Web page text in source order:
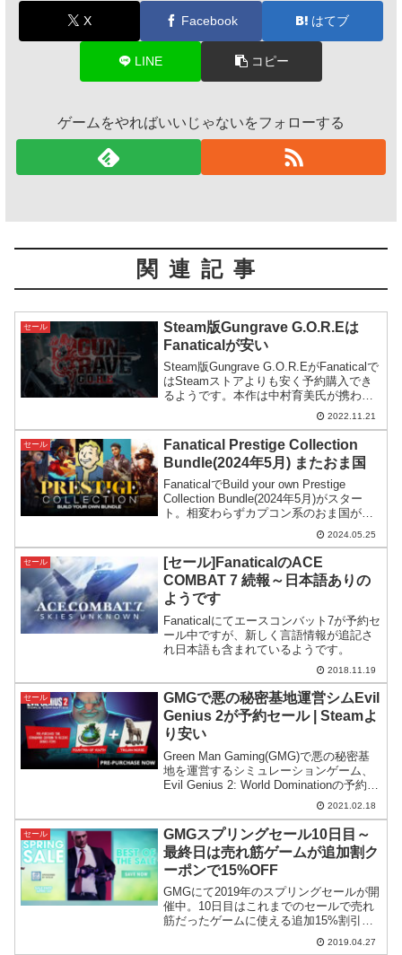
X Facebook はてブ
LINE コピー
ゲームをやればいいじゃないをフォローする
関連記事
セール
Steam版Gungrave G.O.R.Eは
Fanaticalが安い
Steam版Gungrave G.O.R.EがFanaticalで
はSteamストアよりも安く予約購入でき
るようです。本作は中村育美氏が携わっ
たガンアクションゲームとして注目を集
2022.11.21
セール
Fanatical Prestige Collection
Bundle(2024年5月) またおま国
FanaticalでBuild your own Prestige
Collection Bundle(2024年5月)がスター
ト。相変わらずカプコン系のおま国が酷
いのですが、それでも支払い分の価値あ
2024.05.25
セール
[セール]FanaticalのACE
COMBAT 7 続報～日本語ありの
ようです
Fanaticalにてエースコンバット7が予約セ
ール中ですが、新しく言語情報が追記さ
れ日本語も含まれているようです。
2018.11.19
セール
GMGで悪の秘密基地運営シムEvil
Genius 2が予約セール | Steamよ
り安い
Green Man Gaming(GMG)で悪の秘密基
地を運営するシミュレーションゲーム、
Evil Genius 2: World Dominationの予約セ
ールが開催。Steamよりも幾分安く購入
2021.02.18
セール
GMGスプリングセール10日目～
最終日は売れ筋ゲームが追加割ク
ーポンで15%OFF
GMGにて2019年のスプリングセールが開
催中。10日目はこれまでのセールで売れ
筋だったゲームに使える追加15%割引ク
2019.04.27